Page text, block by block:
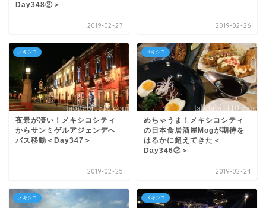
Day348②＞
2019-02-27 2019-02-26
メキシコ
夜景が凄い！メキシコシティ
からサンミゲルアジェンデへ
バス移動＜Day347＞
2019-02-25
メキシコ
めちゃうま！メキシコシティ
の日本食居酒屋Mogが期待を
はるかに超えてきた＜
Day346②＞
2019-02-24
メキシコ メキシコ